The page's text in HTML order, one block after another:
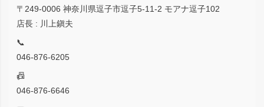
〒249-0006 神奈川県逗子市逗子5-11-2 モアナ逗子102
店長 : 川上鎭夫
📞
046-876-6205
📠
046-876-6646